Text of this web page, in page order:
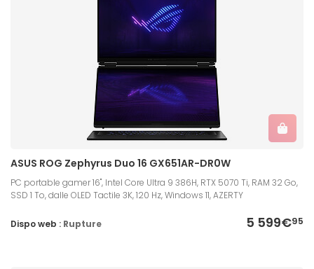
ASUS ROG Zephyrus Duo 16 GX651AR-DR0W
PC portable gamer 16", Intel Core Ultra 9 386H, RTX 5070 Ti, RAM 32 Go,
SSD 1 To, dalle OLED Tactile 3K, 120 Hz, Windows 11, AZERTY
5 599€95
Dispo web : Rupture